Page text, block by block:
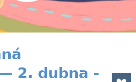
2. dubna -